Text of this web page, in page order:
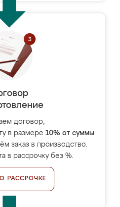
договор,
в размере 10% от суммы
заказ в производство.
в рассрочку без %.
РАССРОЧКЕ